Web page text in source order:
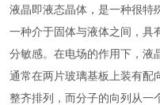
液晶即液态晶体，是一种很特
一种介于固体与液体之间，具
分敏感。在电场的作用下，液
通常在两片玻璃基板上装有配
整齐排列，而分子的向列从一